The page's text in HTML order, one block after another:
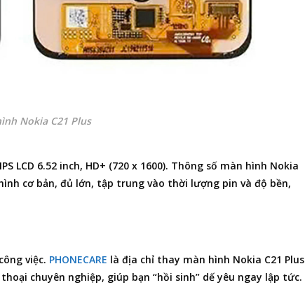
Nokia C21 Plus
LCD 6.52 inch, HD+ (720 x 1600). Thông số màn hình Nokia
cơ bản, đủ lớn, tập trung vào thời lượng pin và độ bền,
việc. PHONECARE là địa chỉ thay màn hình Nokia C21 Plus
chuyên nghiệp, giúp bạn “hồi sinh” dế yêu ngay lập tức.